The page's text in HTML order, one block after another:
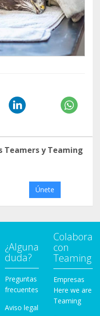
Teamers y Teaming
Únete
¿Alguna
duda?
Preguntas
frecuentes
Aviso legal
Colabora
con
Teaming
Empresas
Here we are
Teaming